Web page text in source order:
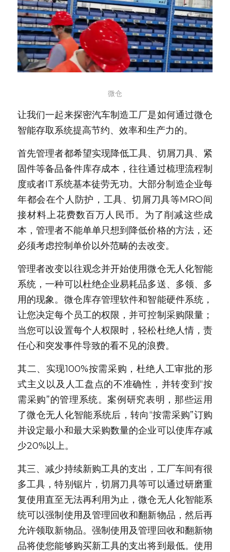
微仓
让我们一起来探密汽车制造工厂是如何通过微仓
智能存取系统提高节约、效率和生产力的。
首先管理者都希望实现降低工具、切屑刀具、紧
固件等备品备件库存成本，往往通过梳理流程制
度或者IT系统基本徒劳无功。大部分制造企业每
年都会在个人防护，工具、切屑刀具等MRO间
接材料上花费数百万人民币。为了削减这些成
本，管理者不能单单只想到降低价格的方法，还
必须考虑控制单价以外范畴的去改变。
管理者改变以往观念并开始使用微仓无人化智能
系统，一种可以杜绝企业易耗品多送、多领、多
用的现象。微仓库存管理软件和智能硬件系统，
让您决定每个员工的权限，并可控制采购限量；
当您可以设置每个人权限时，轻松杜绝人情，责
任心和突发事件导致的看不见的浪费。
其二、实现100%按需采购，杜绝人工审批的形
式主义以及人工盘点的不准确性，并转变到“按
需采购”的管理系统。案例研究表明，那些运用
了微仓无人化智能系统后，转向“按需采购”订购
并设定最小和最大采购数量的企业可以使库存减
少20%以上。
其三、减少持续新购工具的支出，工厂车间有很
多工具，特别锯片，切屑刀具等可以通过研磨重
复使用直至无法再利用为止，微仓无人化智能系
统可以强制使用及管理回收和翻新物品，然后再
允许领取新物品。强制使用及管理回收和翻新物
品将使您能够购买新工具的支出将到最低。使用